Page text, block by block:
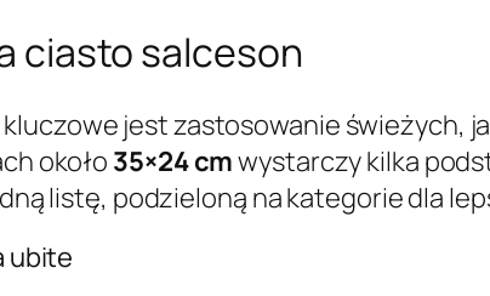
ciasto salceson
kluczowe jest zastosowanie świeżych,
około 35×24 cmwystarczy kilka
listę, podzieloną na kategorie dla
ubite